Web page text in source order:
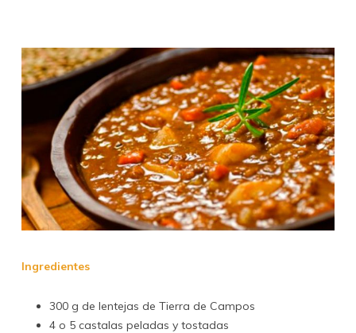
DÓNDE ENCONTRARNOS
CONTACTO
NOTICIAS
Ingredientes
300 g de lentejas de Tierra de Campos
4 o 5 castalas peladas y tostadas